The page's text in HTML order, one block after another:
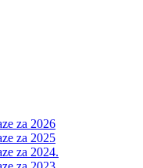
za 2026
za 2025
za 2024.